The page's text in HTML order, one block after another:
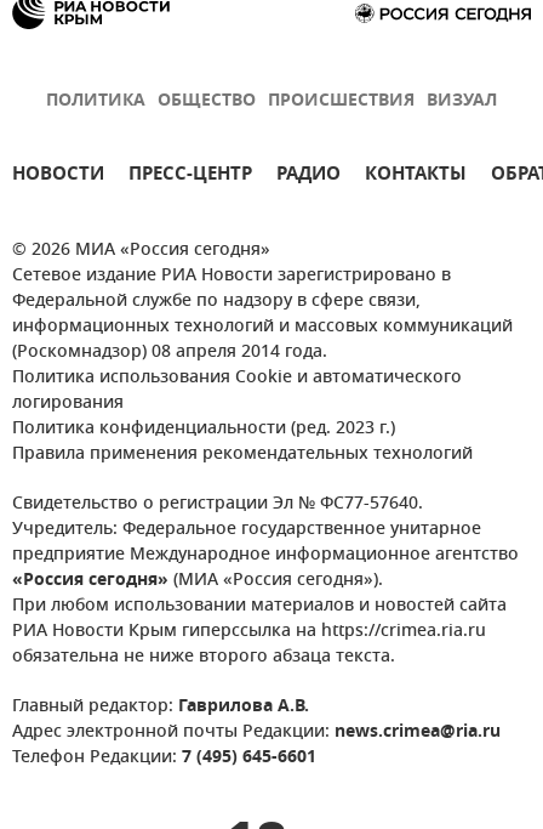
ПОЛИТИКА ОБЩЕСТВО ПРОИСШЕСТВИЯ ВИЗУАЛ
НОВОСТИ ПРЕСС-ЦЕНТР РАДИО КОНТАКТЫ
© 2026 МИА «Россия сегодня»
Сетевое издание РИА Новости зарегистрировано в
Федеральной службе по надзору в сфере связи,
информационных технологий и массовых коммуникаций
(Роскомнадзор) 08 апреля 2014 года.
Политика использования Cookie и автоматического
логирования
Политика конфиденциальности (ред. 2023 г.)
Правила применения рекомендательных технологий
Свидетельство о регистрации Эл № ФС77-57640.
Учредитель: Федеральное государственное унитарное
предприятие Международное информационное агентство
«Россия сегодня» (МИА «Россия сегодня»).
При любом использовании материалов и новостей сайта
РИА Новости Крым гиперссылка на https://crimea.ria.ru
обязательна не ниже второго абзаца текста.
Главный редактор: Гаврилова А.В.
Адрес электронной почты Редакции: news.crimea@ria.ru
Телефон Редакции: 7 (495) 645-6601